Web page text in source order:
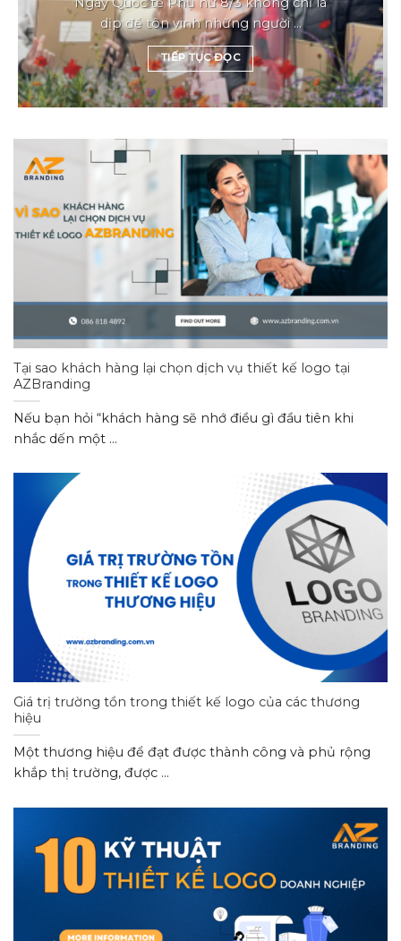
dịp để tôn vinh những người ...
TIẾP TỤC ĐỌC
Tại sao khách hàng lại chọn dịch vụ thiết kế logo tại
AZBranding
Nếu bạn hỏi “khách hàng sẽ nhớ điều gì đầu tiên khi
nhắc dến một ...
Giá trị trường tồn trong thiết kế logo của các thương
hiệu
Một thương hiệu để đạt được thành công và phủ rộng
khắp thị trường, được ...